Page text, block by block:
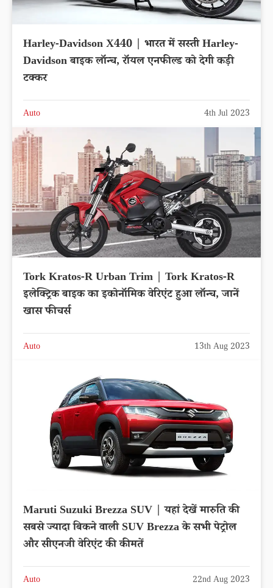
Harley-Davidson X440 | भारत में सस्ती Harley-
Davidson बाइक लॉन्च, रॉयल एनफील्ड को देगी कड़ी
टक्कर
Auto 4th Jul 2023
Tork Kratos-R Urban Trim | Tork Kratos-R
इलेक्ट्रिक बाइक का इकोनॉमिक वेरिएंट हुआ लॉन्च, जानें
खास फीचर्स
Auto 13th Aug 2023
Maruti Suzuki Brezza SUV | यहां देखें मारुति की
सबसे ज्यादा बिकने वाली SUV Brezza के सभी पेट्रोल
और सीएनजी वेरिएंट की कीमतें
Auto 22nd Aug 2023